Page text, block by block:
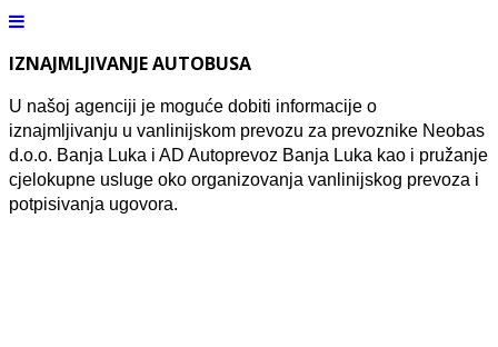
IZNAJMLJIVANJE AUTOBUSA
U našoj agenciji je moguće dobiti informacije o
iznajmljivanju u vanlinijskom prevozu za prevoznike Neobas
d.o.o. Banja Luka i AD Autoprevoz Banja Luka kao i pružanje
cjelokupne usluge oko organizovanja vanlinijskog prevoza i
potpisivanja ugovora.